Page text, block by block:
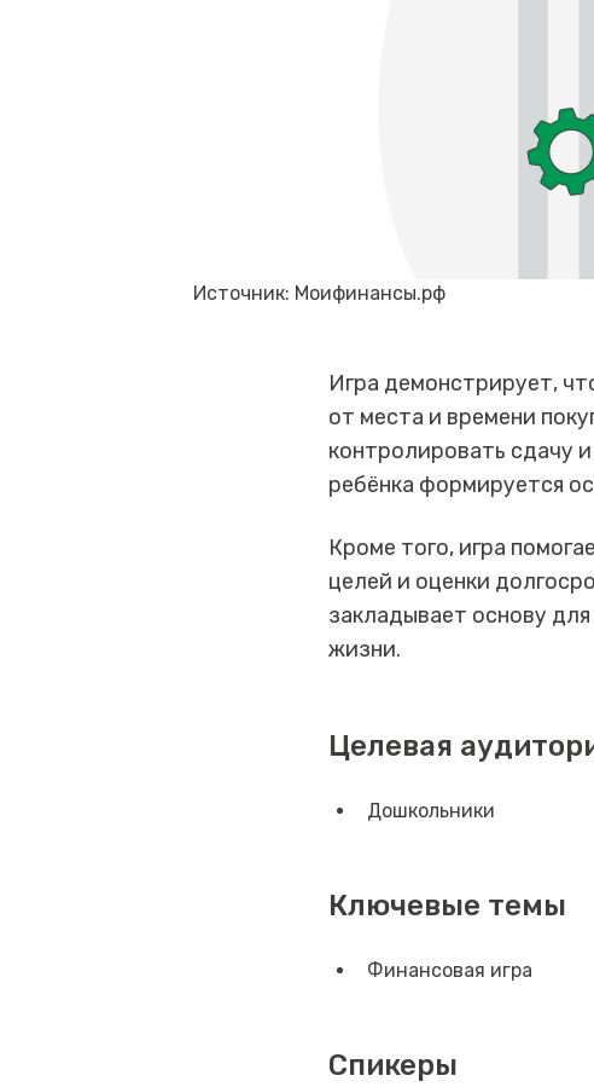
Источник: Моифинансы.рф
Игра демонстрирует,
от места и времени
контролировать сдачу
ребёнка формируется
Кроме того, игра
целей и оценки
закладывает основу
жизни.
Целевая
Дошкольники
Ключевые темы
Финансовая игра
Спикеры